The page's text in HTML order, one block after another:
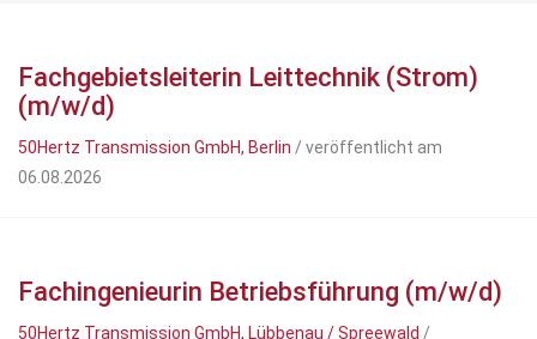
Fachgebietsleiterin Leittechnik (Strom)
(m/w/d)
50Hertz Transmission GmbH, Berlin / veröffentlicht am
06.08.2026
Fachingenieurin Betriebsführung (m/w/d)
50Hertz Transmission GmbH, Lübbenau / Spreewald /